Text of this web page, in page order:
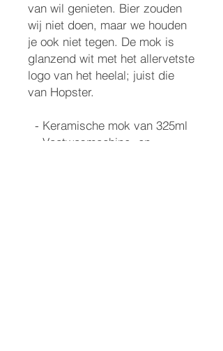
van wil genieten. Bier zouden
wij niet doen, maar we houden
je ook niet tegen. De mok is
glanzend wit met het allervetste
logo van het heelal; juist die
van Hopster.